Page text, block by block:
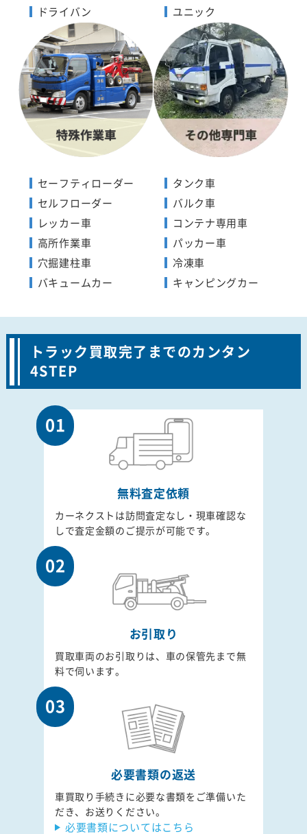
ドライバン
ユニック
セーフティローダー
セルフローダー
レッカー車
高所作業車
穴掘建柱車
バキュームカー
タンク車
バルク車
コンテナ専用車
パッカー車
冷凍車
キャンピングカー
トラック買取完了までのカンタン
4STEP
01
無料査定依頼
カーネクストは訪問査定なし・現車確認な
しで査定金額のご提示が可能です。
02
お引取り
買取車両のお引取りは、車の保管先まで無
料で伺います。
03
必要書類の返送
車買取り手続きに必要な書類をご準備いた
だき、お送りください。
必要書類についてはこちら